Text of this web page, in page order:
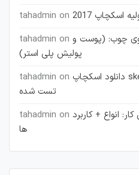
tahadmin on
اسکچاپ 2017
tahadmin on چوب: (پوست و
پولیش پلی استر)
tahadmin on دانلود اسکچاپ sketchup 2019 + کرک 100%
تست شده
tahadmin on انواع + کاربرد
ها